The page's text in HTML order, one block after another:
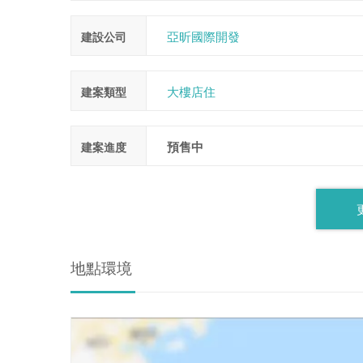
建設公司 亞昕國際開發
建案類型 大樓店住
建案進度 預售中
地點環境